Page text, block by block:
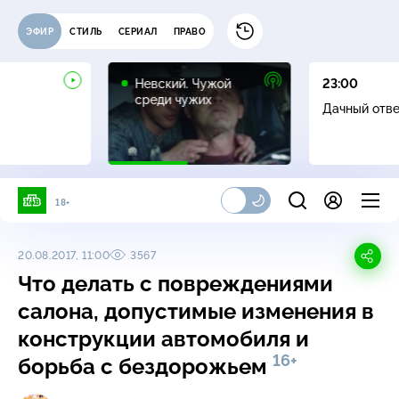
ЭФИР СТИЛЬ СЕРИАЛ ПРАВО
Невский. Чужой
среди чужих
16+
23:00
Дачный
18+
20.08.2017, 11:00 3567
Что делать с повреждениями
салона, допустимые изменения в
конструкции автомобиля и
борьба с бездорожьем 16+